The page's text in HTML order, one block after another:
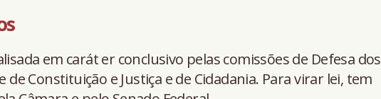
em carát er conclusivo pelas comissões de Defesa dos
de Constituição e Justiça e de Cidadania. Para virar lei, tem